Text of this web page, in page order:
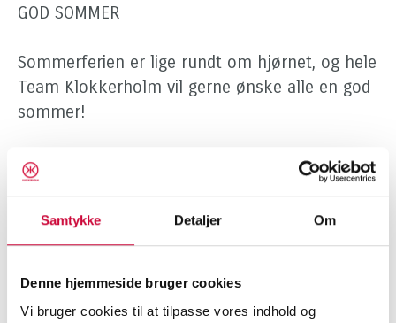
Samtykke Detaljer Om
Denne hjemmeside bruger cookies
Vi bruger cookies til at tilpasse vores indhold og
GOD SOMMER
Sommerferien er lige rundt om hjørnet, og hele
Team Klokkerholm vil gerne ønske alle en god
sommer!
Vi holder skiftevis en velfortjent ferie, men
både i produktionen, administrationen og på
lageret er der fortsat fuld aktivitet.
til torsdag kl. 07:30-16:00 og fredag kl. 07:30-
15:00. Kontakt os på 9828 4444 eller